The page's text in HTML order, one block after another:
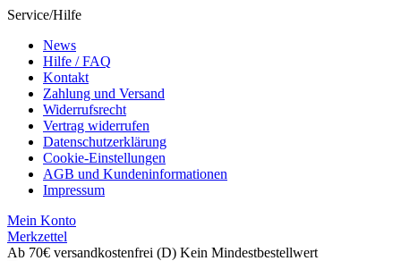
Service/Hilfe
News
Hilfe / FAQ
Kontakt
Zahlung und Versand
Widerrufsrecht
Vertrag widerrufen
Datenschutzerklärung
Cookie-Einstellungen
AGB und Kundeninformationen
Impressum
Mein Konto
Merkzettel
Ab 70€ versandkostenfrei (D) Kein Mindestbestellwert